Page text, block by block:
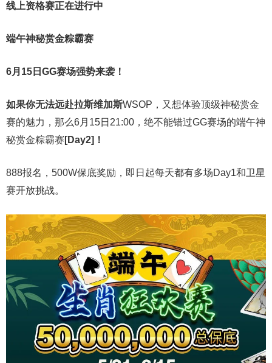
线上资格赛正在进行中
端午神秘赏金粽霸赛
6月15日GG赛场强势来袭！
如果你无法远赴拉斯维加斯WSOP，又想体验顶级神秘赏金
赛的魅力，那么6月15日21:00，绝不能错过GG赛场的端午神
秘赏金粽霸赛 [Day2]！
888报名，500W保底奖励，即日起每天都有多场Day1和卫星
赛开放挑战。